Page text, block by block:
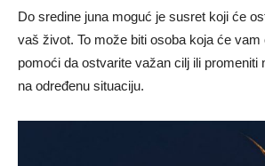
Do sredine juna moguć je susret koji će
vaš život. To može biti osoba koja će vam
pomoći da ostvarite važan cilj ili promeniti
na određenu situaciju.